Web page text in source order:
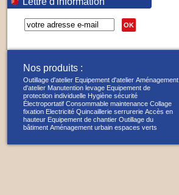
OK
Nos produits :
Outillage d'atelier Equipement d'atelier Aménagement
d'atelier Manutention levage Equipement de
protection individuelle Hygiène sécurité
Électroportatif Consommable maintenance Collage
fixation Electricité Quincaillerie serrurerie Accès en
hauteur Equipement de chantier Outillage du
bâtiment Aménagement urbain espaces verts